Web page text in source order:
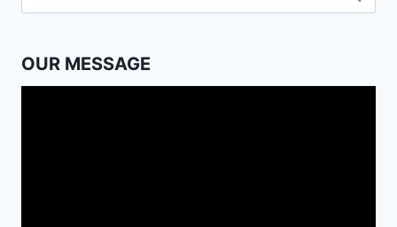
for:
OUR MESSAGE